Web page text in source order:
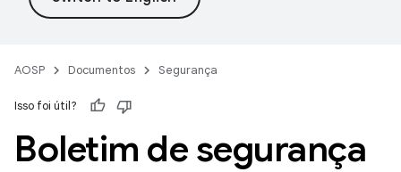
AOSP Documentos Segurança
Isso foi útil?
Boletim de segurança